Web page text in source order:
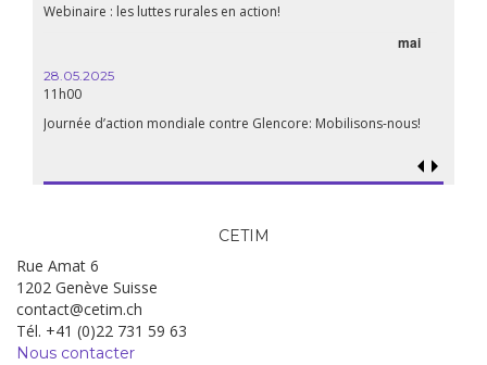
Webinaire : les luttes rurales en action!
mai
28.05.2025
11h00
Journée d’action mondiale contre Glencore: Mobilisons-nous!
CETIM
Rue Amat 6
1202 Genève Suisse
contact@cetim.ch
Tél. +41 (0)22 731 59 63
Nous contacter